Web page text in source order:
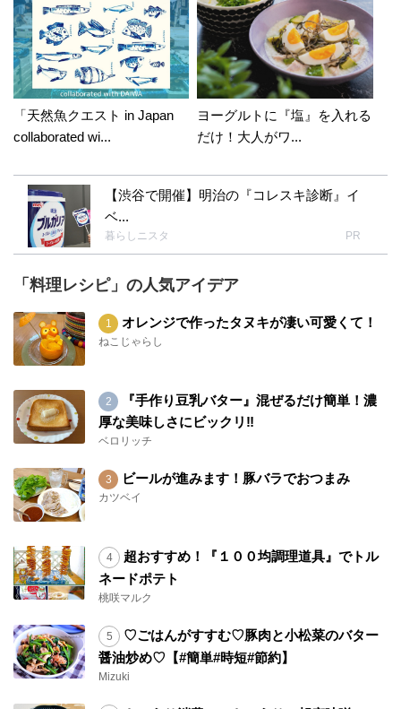
「天然魚クエスト in Japan
collaborated wi...
ヨーグルトに『塩』を入れる
だけ！大人がワ...
【渋谷で開催】明治の『コレスキ診断』イ
ベ...
暮らしニスタ PR
「料理レシピ」の人気アイデア
オレンジで作ったタヌキが凄い可愛くて！
ねこじゃらし
『手作り豆乳バター』混ぜるだけ簡単！濃
厚な美味しさにビックリ‼︎
ベロリッチ
ビールが進みます！豚バラでおつまみ
カツベイ
超おすすめ！『１００均調理道具』でトル
ネードポテト
桃咲マルク
♡ごはんがすすむ♡豚肉と小松菜のバター
醤油炒め♡【#簡単#時短#節約】
Mizuki